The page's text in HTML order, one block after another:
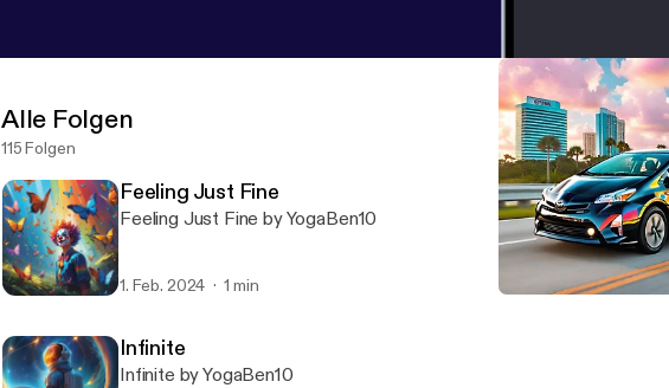
Alle Folgen
115 Folgen
Feeling Just Fine
Feeling Just Fine by YogaBen10
1. Feb. 2024 1 min
Infinite
Infinite by YogaBen10